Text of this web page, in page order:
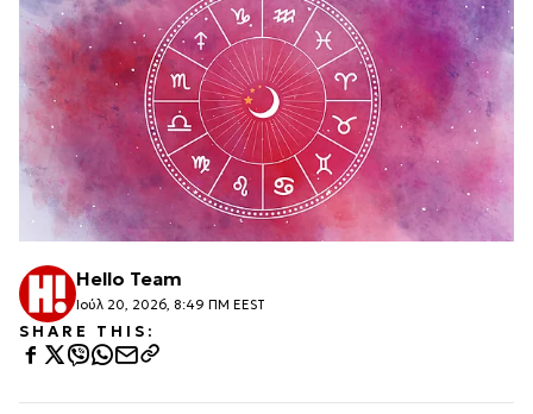
Hello Team
Ιούλ 20, 2026, 8:49 ΠΜ EEST
SHARE THIS: